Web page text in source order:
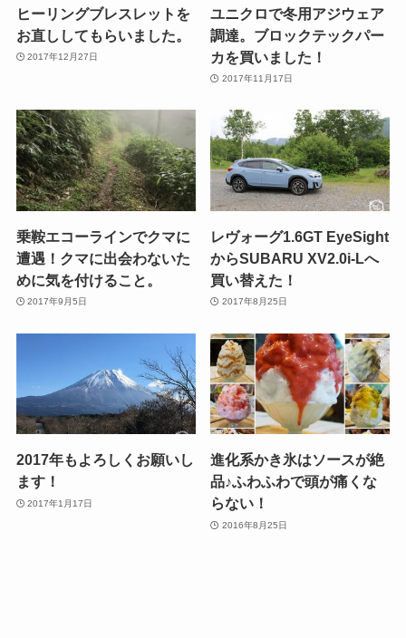
ヒーリングブレスレットを
お直ししてもらいました。
2017年12月27日
ユニクロで冬用アジウェア
調達。ブロックテックパー
カを買いました！
2017年11月17日
乗鞍エコーラインでクマに
遭遇！クマに出会わないた
めに気を付けること。
2017年9月5日
レヴォーグ1.6GT EyeSight
からSUBARU XV2.0i-Lへ
買い替えた！
2017年8月25日
2017年もよろしくお願いし
ます！
2017年1月17日
進化系かき氷はソースが絶
品♪ふわふわで頭が痛くな
らない！
2016年8月25日